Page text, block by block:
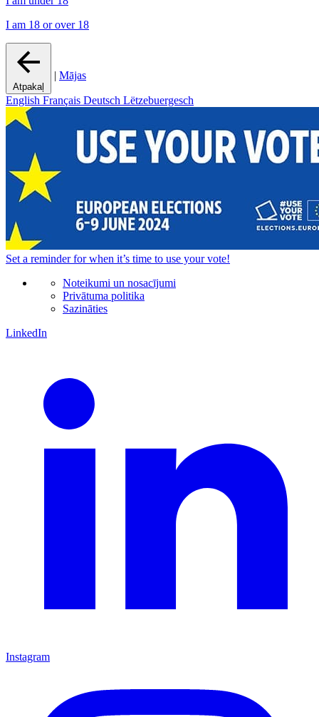
I am 18 or over 18
Atpakaļ
| Mājas
English Français Deutsch Lëtzebuergesch
Set a reminderfor when it’s time to use your vote!
Noteikumi un nosacījumi
Privātuma politika
Sazināties
LinkedIn
Instagram